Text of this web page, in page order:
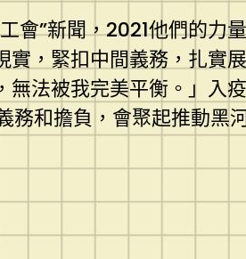
”新聞，2021他們的力
，緊扣中間義務，扎實
法被我完美平衡。」
和擔負，會聚起推動黑